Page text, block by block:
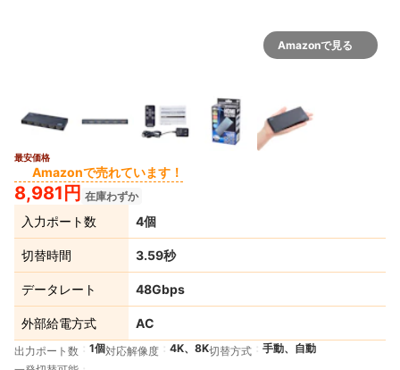
Amazonで見る
最安価格
Amazonで売れています！
8,981円 在庫わずか
入力ポート数 4個
切替時間 3.59秒
データレート 48Gbps
外部給電方式 AC
出力ポート数 1個対応解像度 4K、8K切替方式
手動、自動